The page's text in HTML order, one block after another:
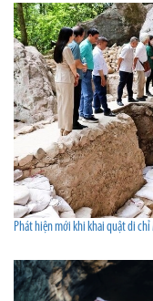
Phát hiện mới khi khai quật di